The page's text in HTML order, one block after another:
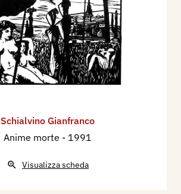
Schialvino ​Gianfranco
Anime morte - 1991
Visualizza scheda